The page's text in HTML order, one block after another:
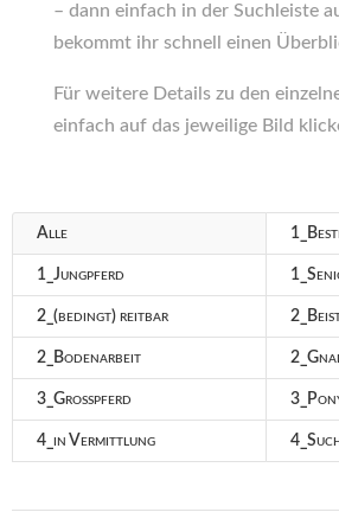
– dann einfach in der Suchleiste
bekommt ihr schnell einen
Für weitere Details zu den
einfach auf das jeweilige Bild
Alle
1_Jungpferd
2_(bedingt) reitbar
2_Bodenarbeit
3_Großpferd
4_in Vermittlung